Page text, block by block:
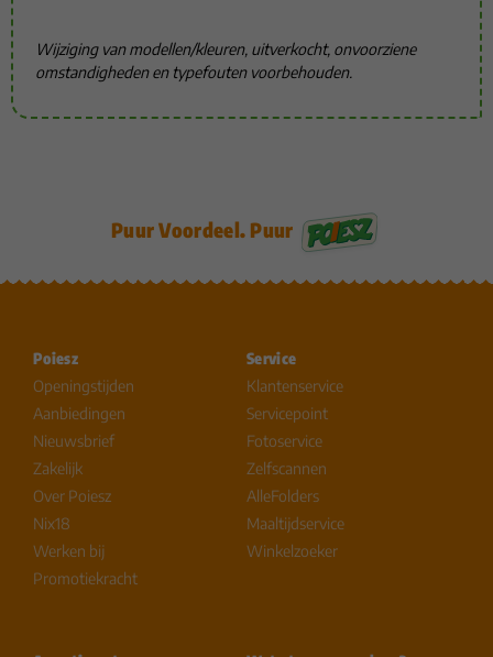
Wijziging van modellen/kleuren, uitverkocht, onvoorziene
omstandigheden en typefouten voorbehouden.
Puur Voordeel. Puur
Poiesz
Openingstijden
Aanbiedingen
Nieuwsbrief
Zakelijk
Over Poiesz
Nix18
Werken bij
Promotiekracht
Service
Klantenservice
Servicepoint
Fotoservice
Zelfscannen
AlleFolders
Maaltijdservice
Winkelzoeker